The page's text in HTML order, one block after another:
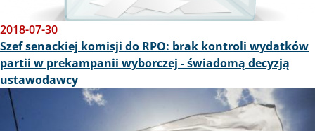
2018-07-30
Szef senackiej komisji do RPO: brak kontroli wydatków
partii w prekampanii wyborczej - świadomą decyzją
ustawodawcy
Obraz